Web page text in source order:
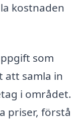
kostnaden
som
att samla in
i området.
priser, förstå